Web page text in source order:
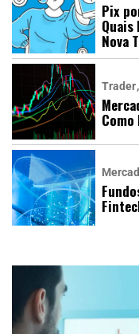
Pix
Nova
Trader